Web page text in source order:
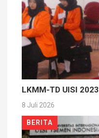
LKMM-TD UISI 2023
8 Juli 2026
BERITA